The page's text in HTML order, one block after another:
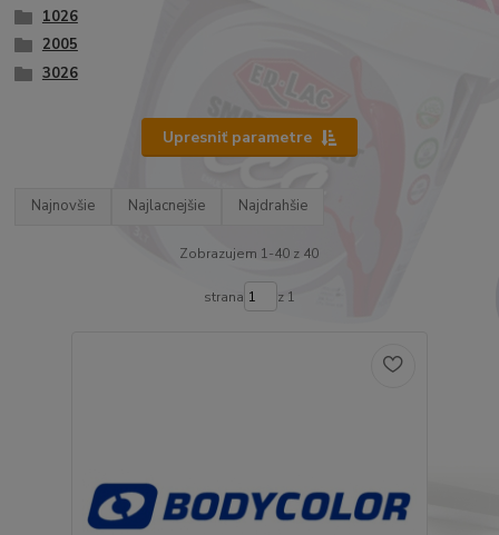
1026
2005
3026
Upresniť parametre
Najnovšie Najlacnejšie Najdrahšie
Zobrazujem 1-40 z 40
strana z 1